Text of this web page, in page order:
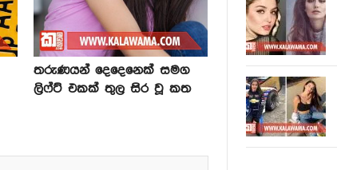
තරුණයන් දෙදෙනෙක් සමග
ලිෆ්ට් එකක් තුල සිර වූ කත